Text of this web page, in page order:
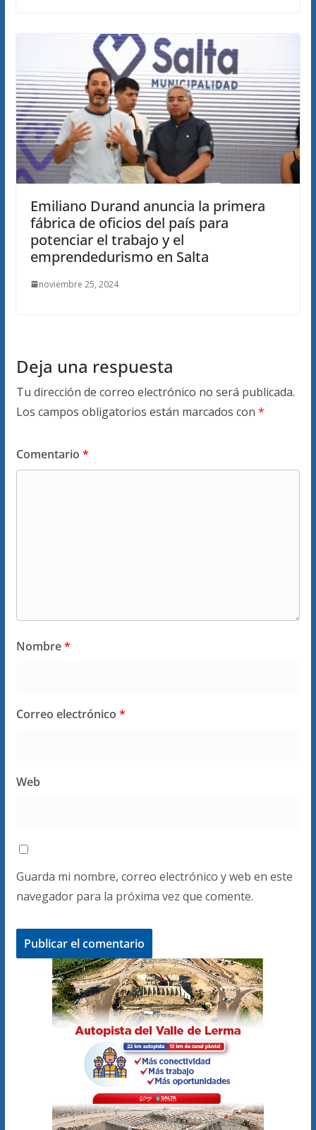
Emiliano Durand anuncia la primera
fábrica de oficios del país para
potenciar el trabajo y el
emprendedurismo en Salta
noviembre 25, 2024
Deja una respuesta
Tu dirección de correo electrónico no será publicada.
Los campos obligatorios están marcados con *
Comentario *
Nombre*
Correo electrónico *
Web
Guarda mi nombre, correo electrónico y web en este
navegador para la próxima vez que comente.